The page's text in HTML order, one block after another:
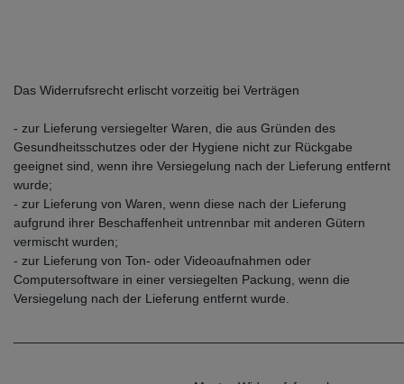
Das Widerrufsrecht erlischt vorzeitig bei Verträgen
- zur Lieferung versiegelter Waren, die aus Gründen des
Gesundheitsschutzes oder der Hygiene nicht zur Rückgabe
geeignet sind, wenn ihre Versiegelung nach der Lieferung entfernt
wurde;
- zur Lieferung von Waren, wenn diese nach der Lieferung
aufgrund ihrer Beschaffenheit untrennbar mit anderen Gütern
vermischt wurden;
- zur Lieferung von Ton- oder Videoaufnahmen oder
Computersoftware in einer versiegelten Packung, wenn die
Versiegelung nach der Lieferung entfernt wurde.